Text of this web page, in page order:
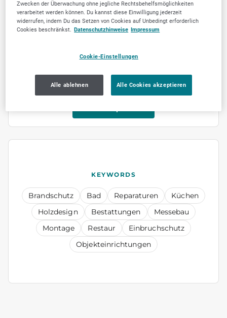
KEYWORDS
Brandschutz Bad Reparaturen
Küchen
Holzdesign
Bestattungen
Messebau
Montage
Restaur
Einbruchschutz
Objekteinrichtungen
Zwecken der Überwachung ohne jegliche Rechtsbehelfsmöglichkeiten
verarbeitet werden können. Du kannst diese Einwilligung jederzeit
widerrufen, indem Du das Setzen von Cookies auf Unbedingt erforderlich
Cookies beschränkst. Datenschutzhinweise Impressum
Cookie-Einstellungen
Alle ablehnen Alle Cookies akzeptieren